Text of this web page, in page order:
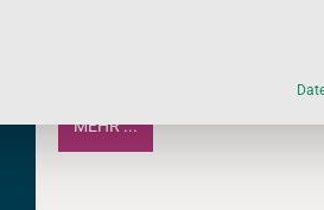
Wichtig ist beim Sport, egal ob
MEHR ...
Einwilligung erteilt werden kann.